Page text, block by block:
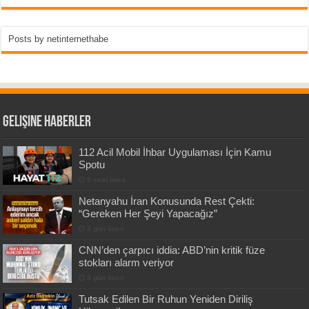
Posts by netinternethabe
Gelişine Haberler
112 Acil Mobil İhbar Uygulaması İçin Kamu
Spotu
Netanyahu İran Konusunda Rest Çekti:
“Gereken Her Şeyi Yapacağız”
CNN’den çarpıcı iddia: ABD’nin kritik füze
stokları alarm veriyor
Tutsak Edilen Bir Ruhun Yeniden Diriliş